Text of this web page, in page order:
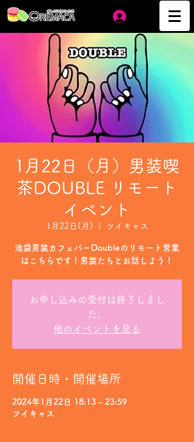
1月22日（月）男装喫
茶DOUBLE リモート
イベント
1月22日(月) ツイキャス
池袋男装カフェバーDoubleのリモート営業
はこちらです！男装たちとお話しよう！
お申し込みの受付は終了しまし
た。
他のイベントを見る
開催日時・開催場所
2024年1月22日 18:13 – 23:59
ツイキャス